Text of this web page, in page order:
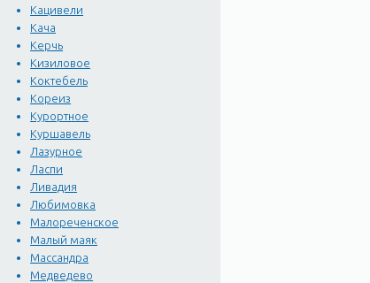
Кацивели
Кача
Керчь
Кизиловое
Коктебель
Кореиз
Курортное
Куршавель
Лазурное
Ласпи
Ливадия
Любимовка
Малореченское
Малый маяк
Массандра
Медведево